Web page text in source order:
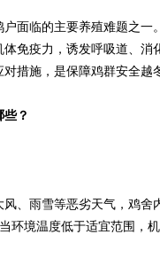
临的主要养殖难题之一
免疫力，诱发呼吸道、消
措施，是保障鸡群安全越
？
雨雪等恶劣天气，鸡舍
境温度低于适宜范围，